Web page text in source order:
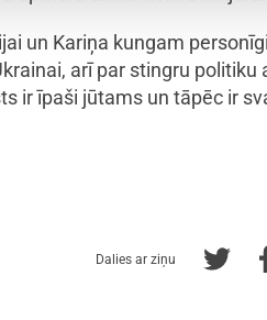
un Kariņa kungam
arī par stingru
ir īpaši jūtams un tāpēc ir
Dalies ar ziņu